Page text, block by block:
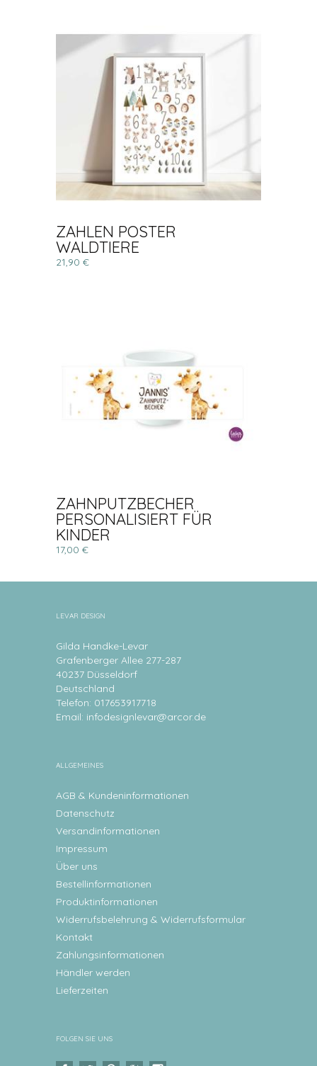
ZAHLEN POSTER
WALDTIERE
21,90 €
ZAHNPUTZBECHER
PERSONALISIERT FÜR
KINDER
17,00 €
LEVAR DESIGN
Gilda Handke-Levar
Grafenberger Allee 277-287
40237 Düsseldorf
Deutschland
Telefon: 017653917718
Email: infodesignlevar@arcor.de
ALLGEMEINES
AGB & Kundeninformationen
Datenschutz
Versandinformationen
Impressum
Über uns
Bestellinformationen
Produktinformationen
Widerrufsbelehrung & Widerrufsformular
Kontakt
Zahlungsinformationen
Händler werden
Lieferzeiten
FOLGEN SIE UNS